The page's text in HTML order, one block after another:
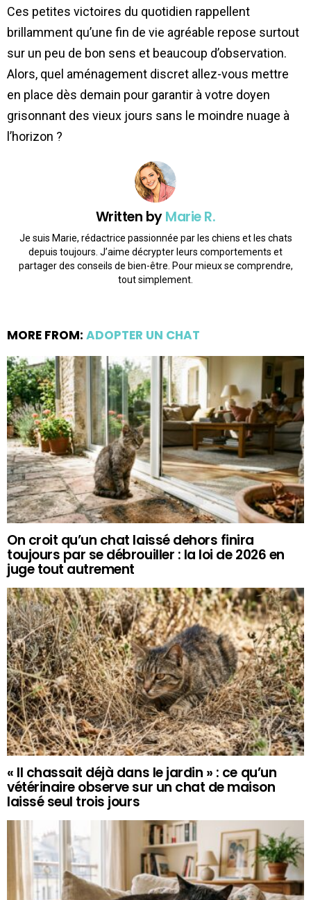
Ces petites victoires du quotidien rappellent
brillamment qu’une fin de vie agréable repose surtout
sur un peu de bon sens et beaucoup d’observation.
Alors, quel aménagement discret allez-vous mettre
en place dès demain pour garantir à votre doyen
grisonnant des vieux jours sans le moindre nuage à
l’horizon ?
Written byMarie R.
Je suis Marie, rédactrice passionnée par les chiens et les chats
depuis toujours. J’aime décrypter leurs comportements et
partager des conseils de bien-être. Pour mieux se comprendre,
tout simplement.
MORE FROM: ADOPTER UN CHAT
On croit qu’un chat laissé dehors finira
toujours par se débrouiller : la loi de 2026 en
juge tout autrement
« Il chassait déjà dans le jardin » : ce qu’un
vétérinaire observe sur un chat de maison
laissé seul trois jours